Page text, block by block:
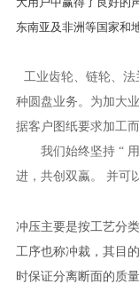
东南亚及非洲等国家和
工业齿轮、链轮、
种圆盘业务。为加大
据客户图纸要求加工而
我们始终坚持 “ 用
进，共创双蠃。 并可
冲压主要是按工艺分
工序也称冲裁，其目
时保证分离断面的质